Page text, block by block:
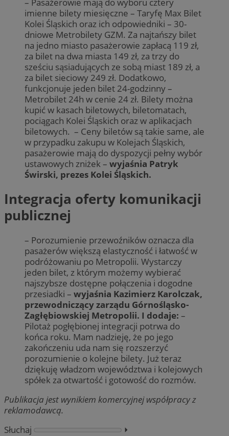
imienne bilety miesięczne – Taryfę Max Bilet
Kolei Śląskich oraz ich odpowiedniki – 30-
dniowe Metrobilety GZM. Za najtańszy bilet
na jedno miasto pasażerowie zapłacą 119 zł,
za bilet na dwa miasta 149 zł, za trzy do
sześciu sąsiadujących ze sobą miast 189 zł, a
za bilet sieciowy 249 zł. Dodatkowo,
funkcjonuje jeden bilet 24-godzinny –
Metrobilet 24h w cenie 24 zł. Bilety można
kupić w kasach biletowych, biletomatach,
pociągach Kolei Śląskich oraz w aplikacjach
biletowych. – Ceny biletów są takie same, ale
w przypadku zakupu w Kolejach Śląskich,
pasażerowie mają do dyspozycji pełny wybór
ustawowych zniżek – wyjaśnia Patryk
Świrski, prezes Kolei Śląskich.
Integracja oferty komunikacji
publicznej
– Porozumienie przewoźników oznacza dla
pasażerów większą elastyczność i łatwość w
podróżowaniu po Metropolii. Wystarczy
jeden bilet, z którym możemy wybierać
najszybsze dostępne połączenia i dogodne
przesiadki – wyjaśnia Kazimierz Karolczak,
przewodniczący zarządu Górnośląsko-
Zagłębiowskiej Metropolii. I dodaje: –
Pilotaż pogłębionej integracji potrwa do
końca roku. Mam nadzieję, że po jego
zakończeniu uda nam się rozszerzyć
porozumienie o kolejne bilety. Już teraz
dziękuję władzom województwa i kolejowych
spółek za otwartość i gotowość do rozmów.
Publikacja jest wynikiem komercyjnej współpracy z
reklamodawcą.
Słuchaj
⏵︎